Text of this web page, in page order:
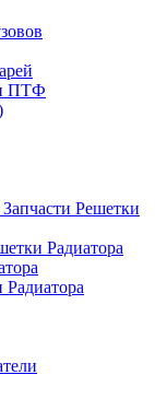
ПТФ
Решетки
Радиатора